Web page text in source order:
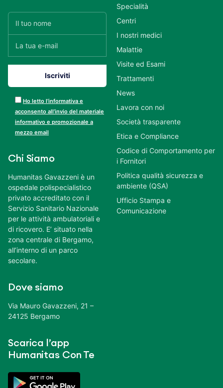
Ho letto l’informativa e
acconsento all’invio del materiale
informativo e promozionale a
mezzo email
Chi Siamo
Humanitas Gavazzeni è un
ospedale polispecialistico
privato accreditato con il
Servizio Sanitario Nazionale
per le attività ambulatoriali e
di ricovero. E’ situato nella
zona centrale di Bergamo,
all’interno di un parco
secolare.
Dove siamo
Via Mauro Gavazzeni, 21 –
24125 Bergamo
Scarica l’app
Humanitas Con Te
Specialità
Centri
I nostri medici
Malattie
Visite ed Esami
Trattamenti
News
Lavora con noi
Società trasparente
Etica e Compliance
Codice di Comportamento per
i Fornitori
Politica qualità sicurezza e
ambiente (QSA)
Ufficio Stampa e
Comunicazione